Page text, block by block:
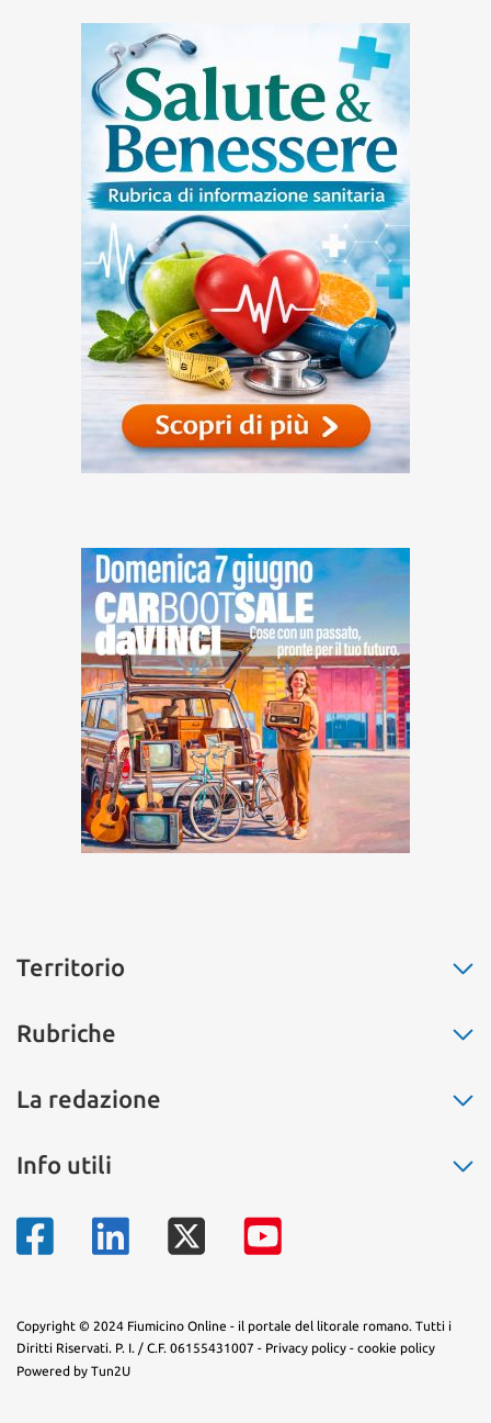
Territorio
Ostia
Maccarese
Isola Sacra
Palidoro
Torrimpietra
Tragliatella
Tragliata
Testa di Lepre
Rubriche
Non solo moda
L’eco dell’amore
La storia
La redazione
Pubblicità
Info utili
Numeri di telefono
Mappa del territorio
Copyright © 2024 Fiumicino Online - il portale del litorale romano. Tutti i
Diritti Riservati. P. I. / C.F. 06155431007 - Privacy policy - cookie policy
Powered by Tun2U